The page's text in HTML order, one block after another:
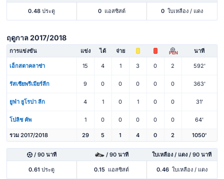
0.48 ประตู 0 แอสซิสต์ 0 ใบเหลือง / แดง
ฤดูกาล 2017/2018
การแข่งขัน แข่ง ได้ จ่าย PEN นาที
เอ็กสตาคลาซ่า 15 4 1 3 0 2 592'
รัสเซียพรีเมียร์ลีก 9 0 0 0 0 0 363'
ยูฟ่า ยูโรปา ลีก 4 1 0 1 0 0 31'
โปลิช คัพ 1 0 0 0 0 0 64'
รวม 2017/2018 29 5 1 4 0 2 1050'
/ 90 นาที / 90 นาที ใบเหลือง / แดง / 90 นาที
0.61 ประตู 0.15 แอสซิสต์ 0.46 ใบเหลือง / แดง